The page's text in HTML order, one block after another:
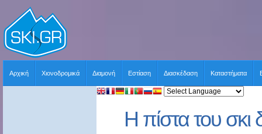
Αρχική Χιονοδρομικά Διαμονή Εστίαση Διασκέδαση Καταστήματα
Η πίστα του σκι